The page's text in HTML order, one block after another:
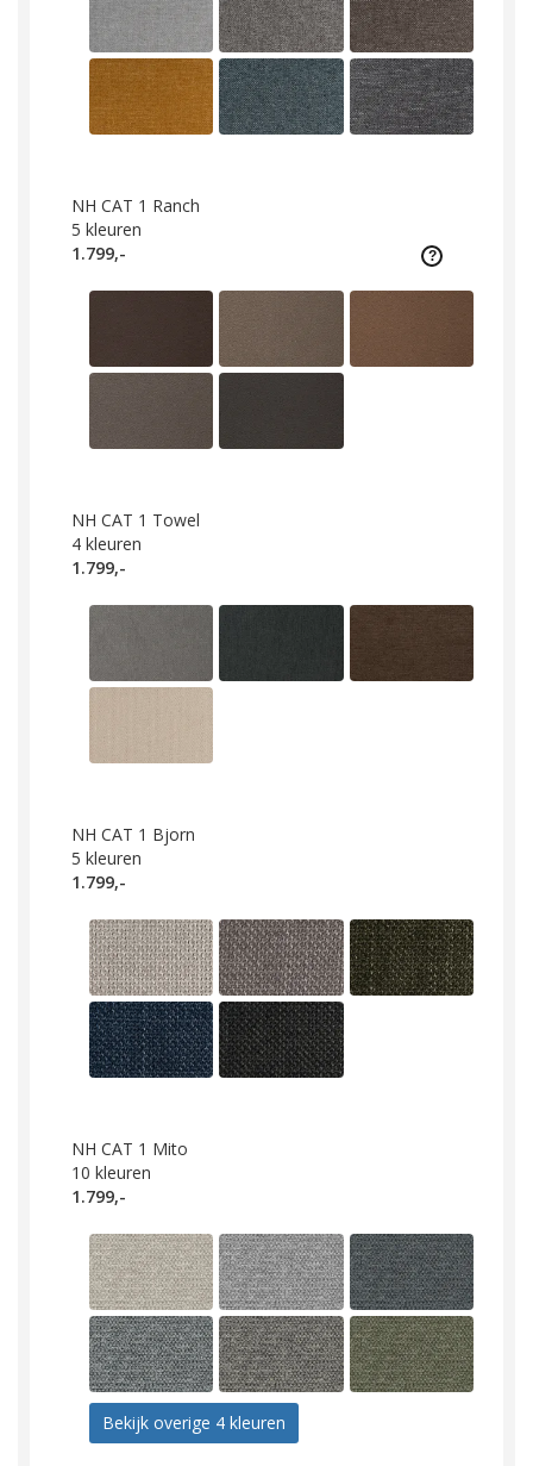
NH CAT 1 Ranch
5 kleuren
1.799,-
NH CAT 1 Towel
4 kleuren
1.799,-
NH CAT 1 Bjorn
5 kleuren
1.799,-
NH CAT 1 Mito
10 kleuren
1.799,-
Bekijk overige 4 kleuren